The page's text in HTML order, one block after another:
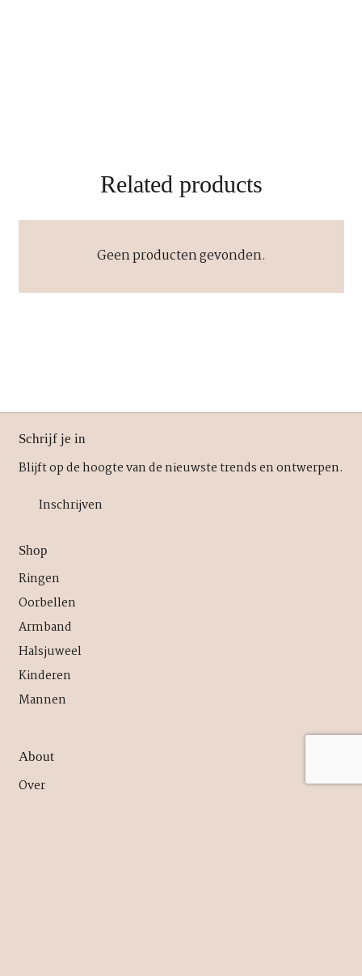
Related products
Geen producten gevonden.
Schrijf je in
Blijft op de hoogte van de nieuwste trends en ontwerpen.
Inschrijven
Shop
Ringen
Oorbellen
Armband
Halsjuweel
Kinderen
Mannen
About
Over